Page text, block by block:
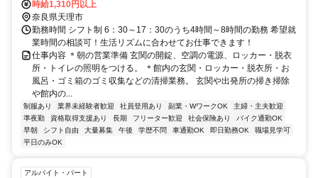
阪国道天理インターから車で20分 ＊天理市、奈良市、山辺郡山添
村、三重県伊賀市など周辺から通勤しているスタッフ多数がいます。
時給1,310円以上
奈良県天理市
勤務時間 シフト制 6：30～17：30のうち4時間～8時間の勤務 希望就
業時間の相談可！生活リズムに合わせてお仕事できます！
仕事内容 ＊朝の営業準備 玄関の開錠、空調の電源、ロッカー・脱衣
所・トイレの照明をつける。 ＊館内の玄関・ロッカー・脱衣所・お
風呂・ゴミ箱のゴミ収集などの清掃業務。 玄関や出発所の掃き掃除
や館内の...
制服あり 業界未経験者歓迎 社員登用あり 副業・WワークOK
主婦・主夫歓迎
準夜勤
資格取得支援あり 長期 フリーター歓迎 社会保険あり
バイク通勤OK
早朝
シフト自由 大量募集 午後 学歴不問 車通勤OK 即日勤務OK
職場見学可
平日のみOK
アルバイト・パート